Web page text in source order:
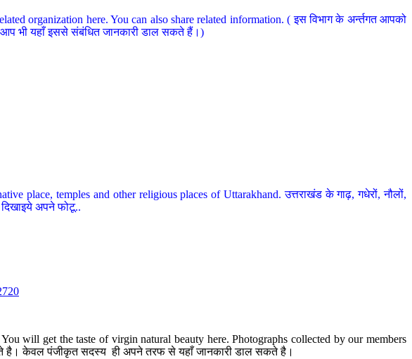
organization here. You can also share related information. ( इस विभाग के अर्न्तगत आपको
आप भी यहाँ इससे संबंधित जानकारी डाल सकते हैं।)
place, temples and other religious places of Uttarakhand. उत्तराखंड के गाढ़, गधेरों, नौलों,
अपने फोटू..
will get the taste of virgin natural beauty here. Photographs collected by our members
है। केवल पंजीकृत सदस्य ही अपने तरफ से यहाँ जानकारी डाल सकते है।